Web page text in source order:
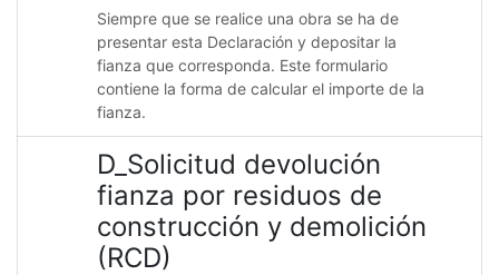
Siempre que se realice una obra se ha de
presentar esta Declaración y depositar la
fianza que corresponda. Este formulario
contiene la forma de calcular el importe de la
fianza.
D_Solicitud devolución
fianza por residuos de
construcción y demolición
(RCD)